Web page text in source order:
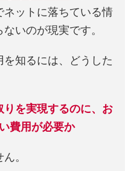
ットに落ちている情
いのが現実です。
を知るには、どうした
を実現するのに、お
費用が必要か
。